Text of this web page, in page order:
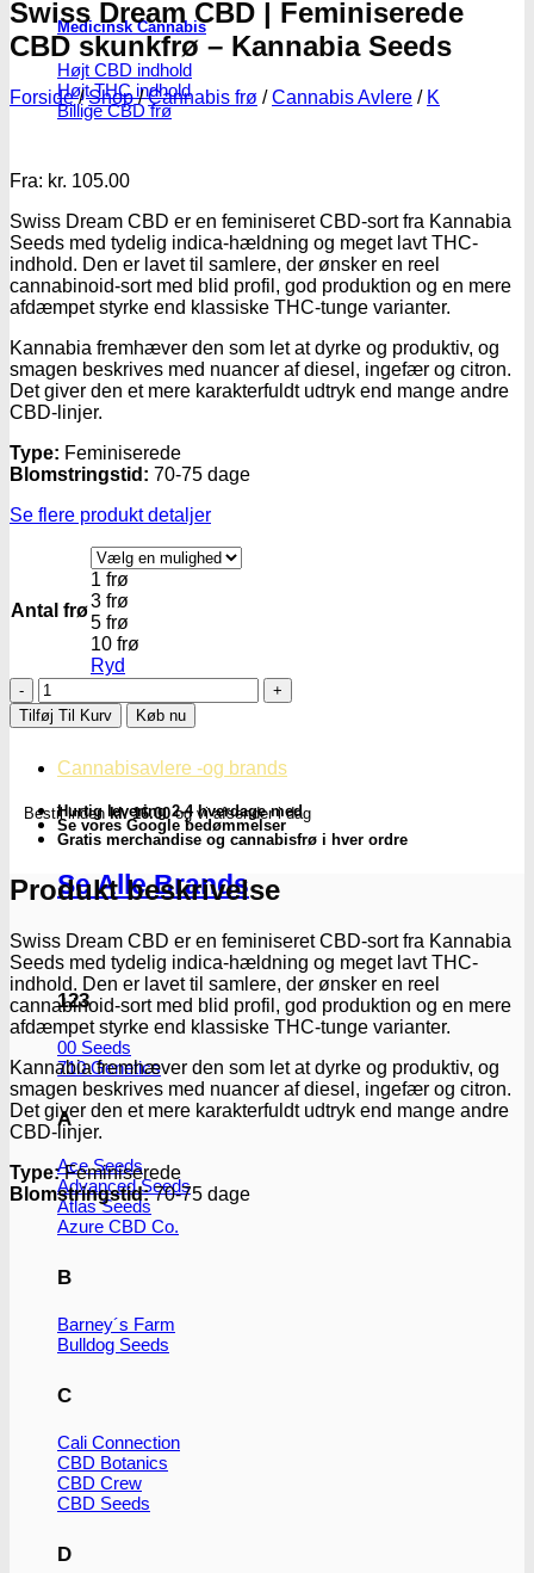
Medicinsk Cannabis
Højt CBD indhold
Højt THC indhold
Billige CBD frø
Cannabisavlere -og brands
Se Alle Brands
123
00 Seeds
710 Genetics
A
Ace Seeds
Advanced Seeds
Atlas Seeds
Azure CBD Co.
B
Barney´s Farm
Bulldog Seeds
C
Cali Connection
CBD Botanics
CBD Crew
CBD Seeds
D
Swiss Dream CBD | Feminiserede
CBD skunkfrø – Kannabia Seeds
Forside / Shop / Cannabis frø / Cannabis Avlere / K
Fra: kr. 105.00
Swiss Dream CBD er en feminiseret CBD-sort fra Kannabia
Seeds med tydelig indica-hældning og meget lavt THC-
indhold. Den er lavet til samlere, der ønsker en reel
cannabinoid-sort med blid profil, god produktion og en mere
afdæmpet styrke end klassiske THC-tunge varianter.
Kannabia fremhæver den som let at dyrke og produktiv, og
smagen beskrives med nuancer af diesel, ingefær og citron.
Det giver den et mere karakterfuldt udtryk end mange andre
CBD-linjer.
Type: Feminiserede
Blomstringstid: 70-75 dage
Se flere produkt detaljer
Antal frø
1 frø
3 frø
5 frø
10 frø
Ryd
Swiss
Dream
CBD
Feminiserede
skunkfrø
-
Seeds
antal
Tilføj Til Kurv Køb nu
Bestil indenkl. 16.00og vi afsender i dag
Hurtig levering 2-4 hverdage med
Se vores Google bedømmelser
Gratis merchandise og cannabisfrø i hver ordre
Produkt beskrivelse
Swiss Dream CBD er en feminiseret CBD-sort fra Kannabia
Seeds med tydelig indica-hældning og meget lavt THC-
indhold. Den er lavet til samlere, der ønsker en reel
cannabinoid-sort med blid profil, god produktion og en mere
afdæmpet styrke end klassiske THC-tunge varianter.
Kannabia fremhæver den som let at dyrke og produktiv, og
smagen beskrives med nuancer af diesel, ingefær og citron.
Det giver den et mere karakterfuldt udtryk end mange andre
CBD-linjer.
Type:Feminiserede
Blomstringstid:70-75 dage